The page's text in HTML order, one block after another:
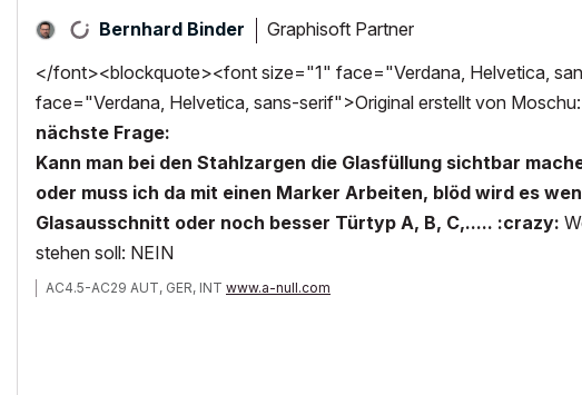
Bernhard Binder Graphisoft Partner
</font><blockquote><font size="1" face="Verdana, Helvetica,
face="Verdana, Helvetica, sans-serif">Original erstellt von Moschu:
nächste Frage:
Kann man bei den Stahlzargen die Glasfüllung sichtbar
oder muss ich da mit einen Marker Arbeiten, blöd wird es
Glasausschnitt oder noch besser Türtyp A, B, C,..... :crazy:
stehen soll: NEIN
AC4.5-AC29 AUT, GER, INT www.a-null.com